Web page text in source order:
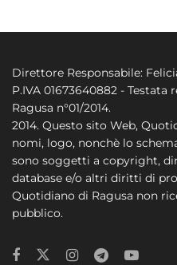
Direttore Responsabile:
P.IVA 01673640882 -
Ragusa n°01/2014.
2014. Questo sito Web,
nomi, logo, nonchè lo
sono soggetti a copyright,
database e/o altri diritti di
Quotidiano di Ragusa non
pubblico.